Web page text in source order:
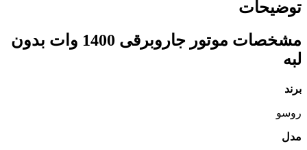
توضیحات
مشخصات موتور جاروبرقی 1400 وات بدون
لبه
برند
روسو
مدل